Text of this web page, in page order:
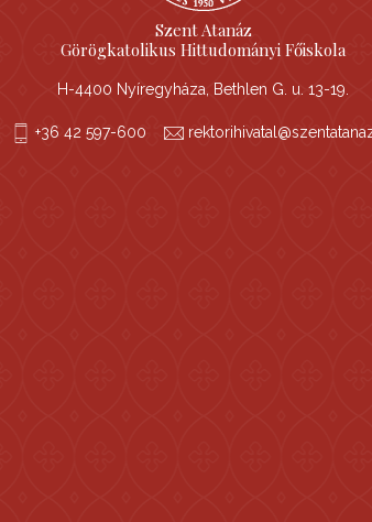
Szent Atanáz
Görögkatolikus Hittudományi Főiskola
H-4400 Nyíregyháza, Bethlen G. u. 13-19.
+36 42 597-600